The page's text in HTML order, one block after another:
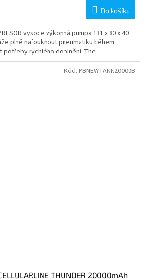
Do košíku
vysoce výkonná pumpa 131 x 80 x 40
plně nafouknout pneumatiku během
potřeby rychlého doplnění. The...
THUNDER 20000mAh
Kód: PBNEWTANK20000B